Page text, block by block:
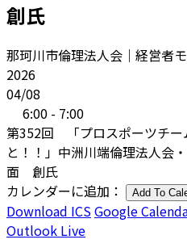
創氏
那珂川市倫理法人会｜経営者
2026
04/08
6:00 - 7:00
第352回 「プロスポーツチー
と！！」中洲川端倫理法人
面 創氏
カレンダーに追加：
Add To
Download ICSGoogle
Outlook Live